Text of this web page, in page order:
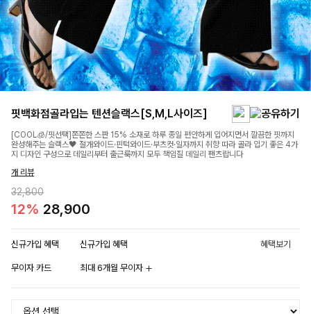
핏백화점골라입는 텐션슬랙스[S,M,L사이즈]
[COOL🧊/핏선택]쫀쫀한 스판 15% 소재로 하루 종일 편안하게 입어지면서 깔끔한 핏까지
완성해주는 슬랙스🖤 절개와이드·핀턱와이드·부츠컷·일자까지 취향 따라 골라 입기 좋은 4가
지 디자인 구성으로 데일리부터 출근룩까지 모두 책임질 데일리 팬츠랍니다
개 리뷰
32,800
12% 28,900
신규가입 혜택 신규가입 혜택 혜택보기
무이자 카드 최대 6개월 무이자